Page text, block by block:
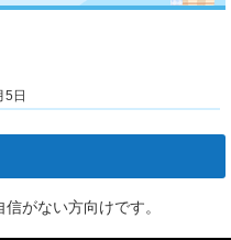
日
がない方向けです。